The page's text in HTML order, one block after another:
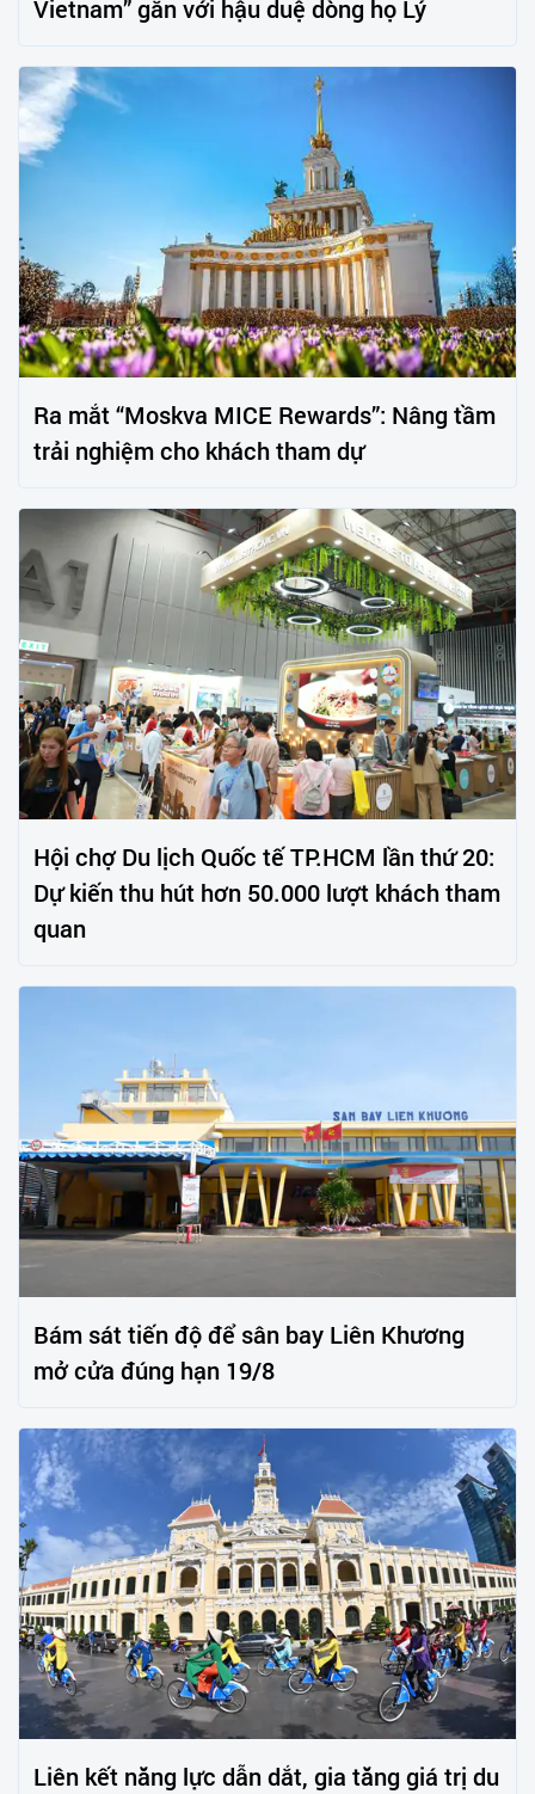
Vietnam” gắn với hậu duệ dòng họ Lý
Ra mắt “Moskva MICE Rewards”: Nâng tầm
trải nghiệm cho khách tham dự
Hội chợ Du lịch Quốc tế TP.HCM lần thứ 20:
Dự kiến thu hút hơn 50.000 lượt khách tham
quan
Bám sát tiến độ để sân bay Liên Khương
mở cửa đúng hạn 19/8
Liên kết năng lực dẫn dắt, gia tăng giá trị du